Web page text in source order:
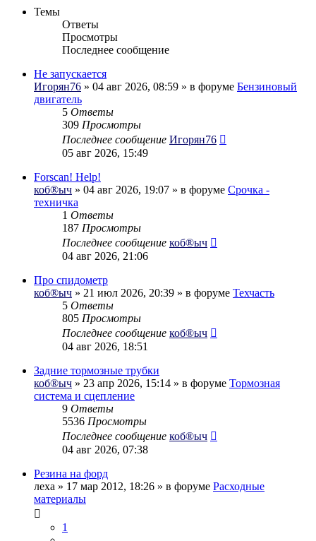
Темы
Ответы
Просмотры
Последнее сообщение
Не запускается
Игорян76 » 04 авг 2026, 08:59 » в форуме Бензиновый
двигатель
5 Ответы
309 Просмотры
Последнее сообщение Игорян76
05 авг 2026, 15:49
Forscan! Help!
коб®ыч » 04 авг 2026, 19:07 » в форуме Срочка -
техничка
1 Ответы
187 Просмотры
Последнее сообщение коб®ыч
04 авг 2026, 21:06
Про спидометр
коб®ыч » 21 июл 2026, 20:39 » в форуме Техчасть
5 Ответы
805 Просмотры
Последнее сообщение коб®ыч
04 авг 2026, 18:51
Задние тормозные трубки
коб®ыч » 23 апр 2026, 15:14 » в форуме Тормозная
система и сцепление
9 Ответы
5536 Просмотры
Последнее сообщение коб®ыч
04 авг 2026, 07:38
Резина на форд
леха » 17 мар 2012, 18:26 » в форуме Расходные
материалы
1